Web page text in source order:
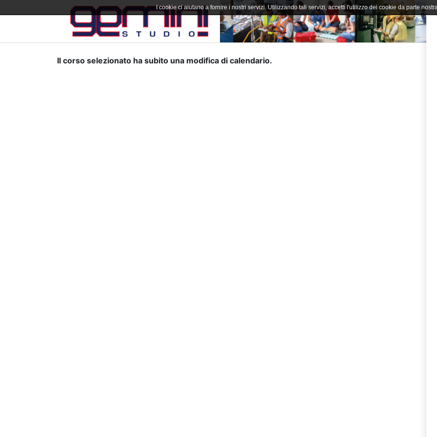
Il corso selezionato ha subito una modifica di calendario.
I cookie ci aiutano a fornire i nostri servizi. Utilizzando tali servizi, accetti l'utilizzo dei cookie da parte